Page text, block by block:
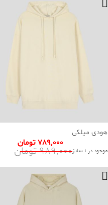
هودی میلکی
موجود در 1 سایز 989٬000 تومان
789٬000 تومان